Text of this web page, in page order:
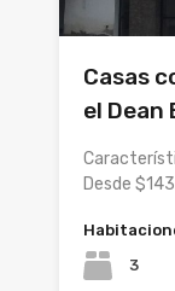
Casas
el Dean
Desde
3